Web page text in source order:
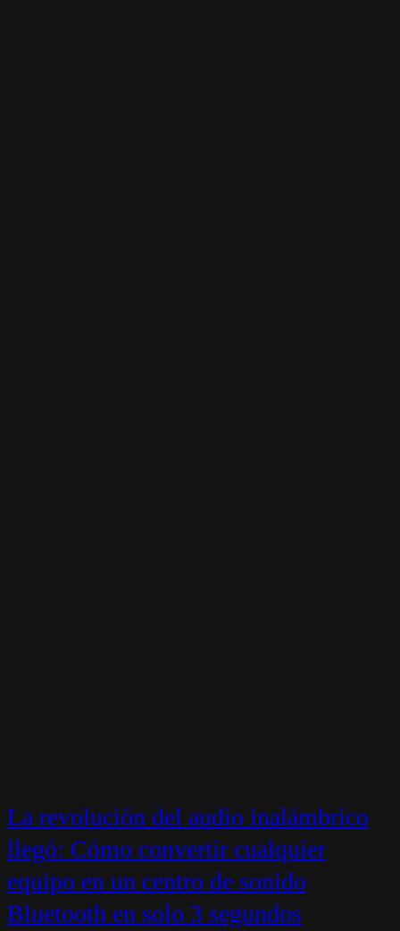
La revolución del audio inalámbrico
llegó: Cómo convertir cualquier
equipo en un centro de sonido
Bluetooth en solo 3 segundos